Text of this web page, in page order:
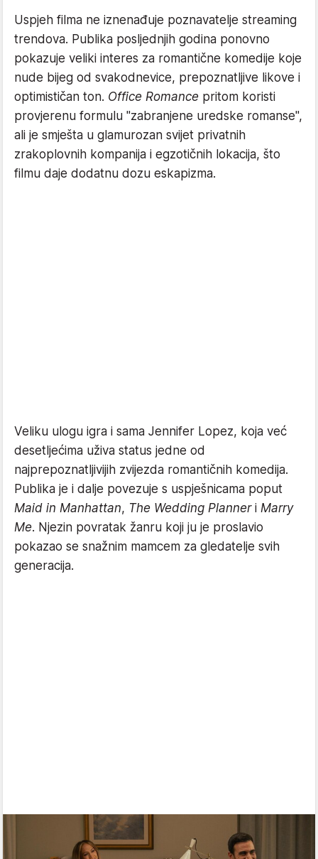
Uspjeh filma ne iznenađuje poznavatelje streaming
trendova. Publika posljednjih godina ponovno
pokazuje veliki interes za romantične komedije koje
nude bijeg od svakodnevice, prepoznatljive likove i
optimističan ton. Office Romance pritom koristi
provjerenu formulu "zabranjene uredske romanse",
ali je smješta u glamurozan svijet privatnih
zrakoplovnih kompanija i egzotičnih lokacija, što
filmu daje dodatnu dozu eskapizma.
Veliku ulogu igra i sama Jennifer Lopez, koja već
desetljećima uživa status jedne od
najprepoznatljivijih zvijezda romantičnih komedija.
Publika je i dalje povezuje s uspješnicama poput
Maid in Manhattan, The Wedding Planneri Marry
Me. Njezin povratak žanru koji ju je proslavio
pokazao se snažnim mamcem za gledatelje svih
generacija.